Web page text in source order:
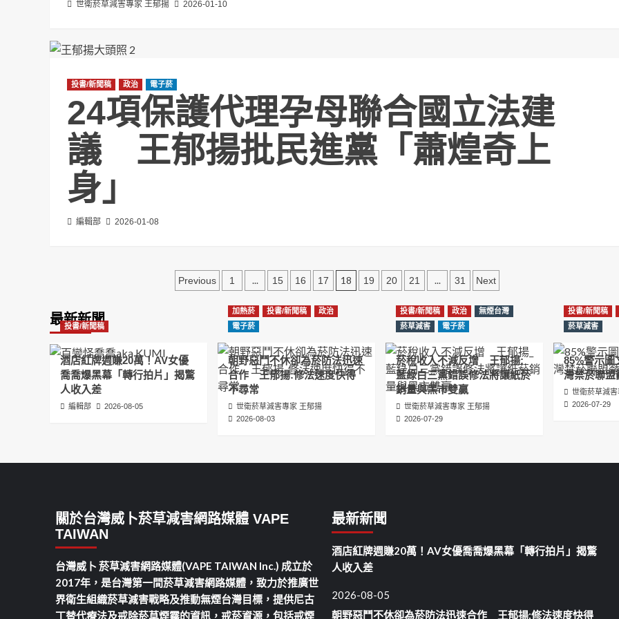
世衛菸草減害專家 王郁揚 2026-01-10
投書/新聞稿 政治 電子菸
24項保護代理孕母聯合國立法建
議 王郁揚批民進黨「蕭煌奇上
身」
編輯部 2026-01-08
文
頁
Previous 1 ... 15 16 17 18 19 20 21 ... 31 Next
最新新聞
投書/新聞稿
酒店紅牌週賺20萬！AV女優
喬喬爆黑幕「轉行拍片」揭驚
人收入差
編輯部 2026-08-05
加熱菸 投書/新聞稿
政治
電子菸
朝野惡鬥不休卻為菸防法迅速
合作 王郁揚:修法速度快得
不尋常
世衛菸草減害專家 王郁揚
2026-08-03
投書/新聞稿 政治
無煙台灣
菸草減害
電子菸
菸稅收入不減反增 王郁揚:
藍綠白三黨錯誤修法將讓紙菸
銷量與黑市雙贏
世衛菸草減害專家 王郁揚
2026-07-29
投書/新聞稿
菸草減害
85%警示
灣禁菸聯盟
世衛菸草減
2026-07-29
關於台灣威卜菸草減害網路媒體 VAPE
TAIWAN
台灣威卜 菸草減害網路媒體(VAPE TAIWAN Inc.) 成立於
2017年，是台灣第一間菸草減害網路媒體，致力於推廣世
界衛生組織菸草減害戰略及推動無煙台灣目標，提供尼古
丁替代療法及戒除菸草煙霧的資訊，戒菸資源，包括戒煙
最新新聞
酒店紅牌週賺20萬！AV女優喬喬爆黑幕「轉行拍片」揭驚
人收入差
2026-08-05
朝野惡鬥不休卻為菸防法迅速合作 王郁揚:修法速度快得